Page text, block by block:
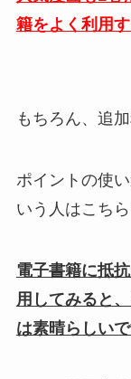
籍をよく利用
もちろん、追
ポイントの使
いう人はこち
電子書籍に抵
用してみると
は素晴らしいで